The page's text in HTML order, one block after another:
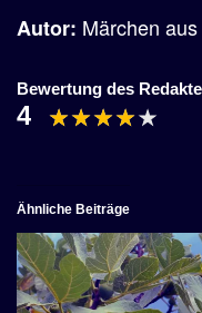
Autor: Märchen
Bewertung des
4
Ähnliche Beiträge